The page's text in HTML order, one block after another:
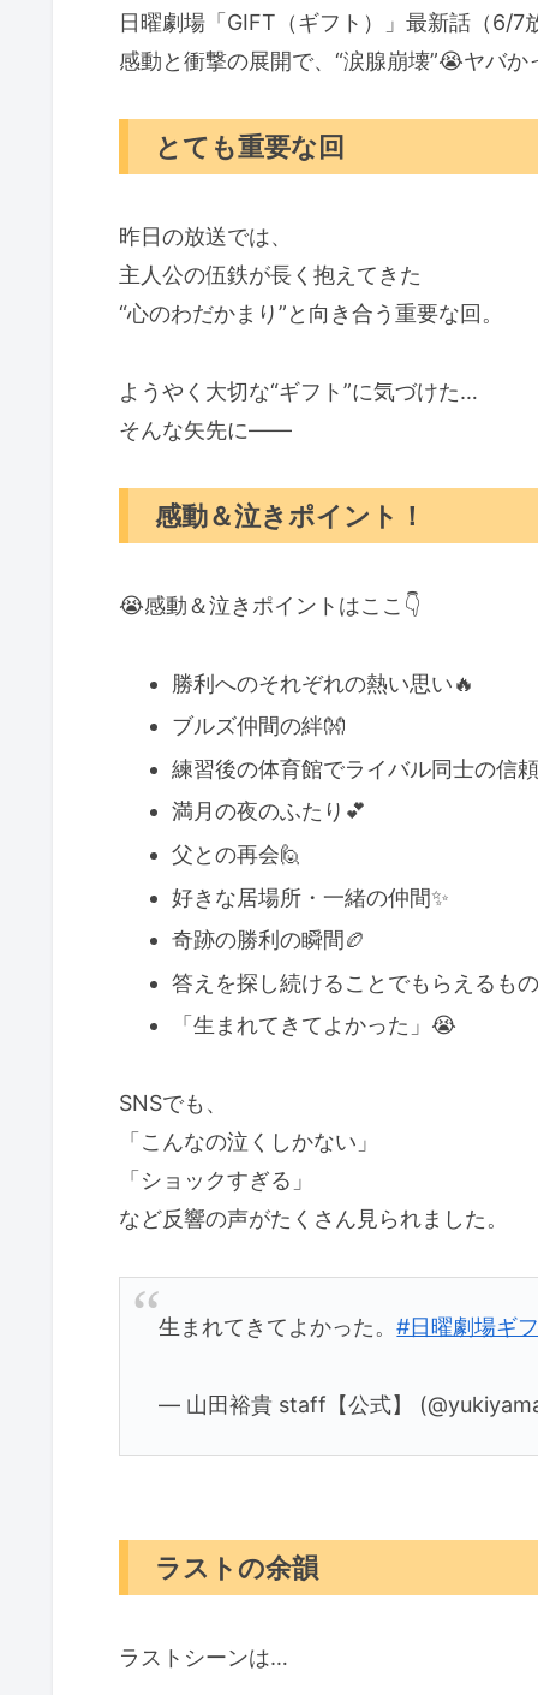
タロットカードからのメッセー
☆編集後記
編集長（yu-me☆）のひとこと
☆Happyの心得
日曜劇場「GIFT（ギフト）」最新話（6/7
感動と衝撃の展開で、“涙腺崩壊”😭ヤバか
とても重要な回
昨日の放送では、
主人公の伍鉄が長く抱えてきた
“心のわだかまり”と向き合う重要な回。
ようやく大切な“ギフト”に気づけた…
そんな矢先に――
感動＆泣きポイント！
😭感動＆泣きポイントはここ👇️
勝利へのそれぞれの熱い思い🔥
ブルズ仲間の絆👐
練習後の体育館でライバル同士の信
満月の夜のふたり💕
父との再会🙋
好きな居場所・一緒の仲間✨️
奇跡の勝利の瞬間🏉
答えを探し続けることでもらえるも
「生まれてきてよかった」😭
SNSでも、
「こんなの泣くしかない」
「ショックすぎる」
など反響の声がたくさん見られました。
生まれてきてよかった。#日曜劇場ギ
— 山田裕貴 staff【公式】
ラストの余韻
ラストシーンは…